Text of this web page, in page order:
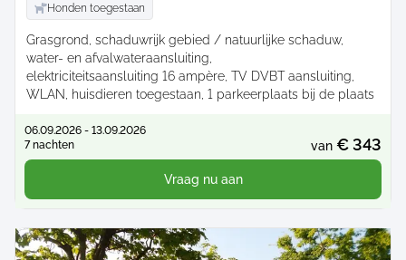
Honden toegestaan
Grasgrond schaduwrijk gebied / natuurlijke schaduw
water- en afvalwateraansluiting
elektriciteitsaansluiting 16 ampère TV DVBT aansluiting
WLAN
huisdieren toegestaan 1 parkeerplaats bij de plaats
06.09.2026 - 13.09.2026
7 nachten
van € 343
Vraag nu aan